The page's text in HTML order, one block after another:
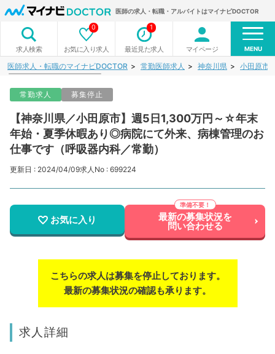
医師の求人・転職・アルバイトはマイナビDOCTOR
求人検索 お気に入り求人
0
最近見た求人
1
マイページ MENU
医師求人・転職のマイナビDOCTOR 常勤医師求人 神奈川県 小田原市
常勤求人 募集停止
【神奈川県／小田原市】週5日1,300万円～☆年末
年始・夏季休暇あり◎病院にて外来、病棟管理のお
仕事です（呼吸器内科／常勤）
更新日 : 2024/04/09求人No : 699224
お気に入り 最新の募集状況を
問い合わせる
こちらの求人は募集を停止しております。
最新の募集状況の確認も承ります。
求人詳細